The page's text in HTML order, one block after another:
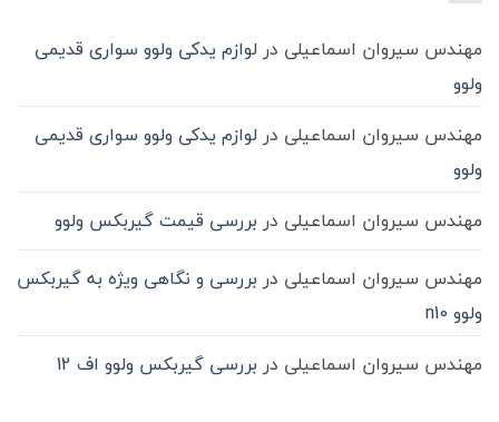
مهندس سیروان اسماعیلی در لوازم یدکی ولوو سواری قدیمی
ولوو
مهندس سیروان اسماعیلی در لوازم یدکی ولوو سواری قدیمی
ولوو
مهندس سیروان اسماعیلی در بررسی قیمت گیربکس ولوو
مهندس سیروان اسماعیلی در بررسی و نگاهی ویژه به گیربکس
ولوو n10
مهندس سیروان اسماعیلی در بررسی گیربکس ولوو اف 12